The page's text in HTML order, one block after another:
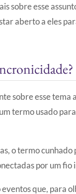
sobre esse
aberto a eles
sobre esse tema
termo usado
o termo
por um fio
que, para